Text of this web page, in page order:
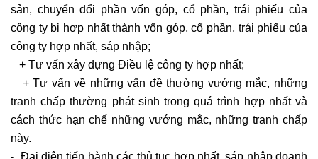
sản, chuyển đổi phần vốn góp, cổ phần, trái phiếu của
công ty bị hợp nhất thành vốn góp, cổ phần, trái phiếu của
công ty hợp nhất, sáp nhập;
+ Tư vấn xây dựng Điều lệ công ty hợp nhất;
+ Tư vấn về những vấn đề thường vướng mắc, những
tranh chấp thường phát sinh trong quá trình hợp nhất và
cách thức hạn chế những vướng mắc, những tranh chấp
này.